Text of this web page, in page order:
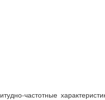
частотные